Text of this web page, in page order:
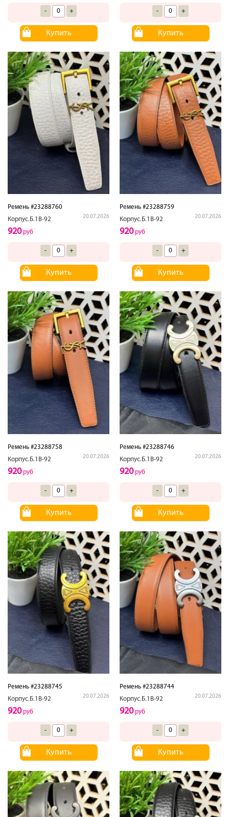
- +
Купить
- +
Купить
Ремень #23288760
Корпус.Б.1В-92
20.07.2026
920руб
- +
Купить
Ремень #23288759
Корпус.Б.1В-92
20.07.2026
920руб
- +
Купить
Ремень #23288758
Корпус.Б.1В-92
20.07.2026
920руб
- +
Купить
Ремень #23288746
Корпус.Б.1В-92
20.07.2026
920руб
- +
Купить
Ремень #23288745
Корпус.Б.1В-92
20.07.2026
920руб
- +
Купить
Ремень #23288744
Корпус.Б.1В-92
20.07.2026
920руб
- +
Купить